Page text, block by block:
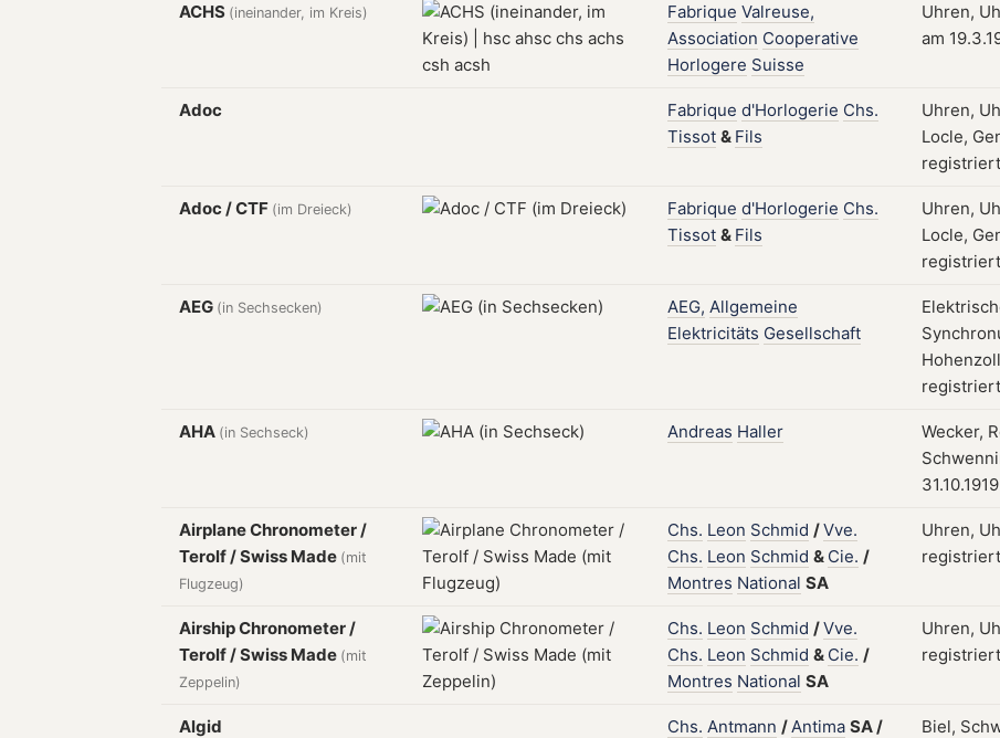
ACHS (ineinander, im Kreis) Fabrique Valreuse,
Association Cooperative
Horlogere Suisse
Uhren,
am
Adoc Fabrique d'Horlogerie Chs.
Tissot & Fils
Uhren,
Locle,
registriert
Adoc / CTF (im Dreieck) Fabrique d'Horlogerie Chs.
Tissot & Fils
Uhren,
Locle,
registriert
AEG (in Sechsecken) AEG, Allgemeine
Elektricitäts Gesellschaft
AHA (in Sechseck) Andreas Haller
Wecker,
31.10.1919
Airplane Chronometer /
Terolf / Swiss Made (mit
Flugzeug)
Chs. Leon Schmid /Vve.
Chs. Leon Schmid & Cie. /
Montres National SA
Uhren,
Airship Chronometer /
Terolf / Swiss Made (mit
Zeppelin)
Chs. Leon Schmid /Vve.
Chs. Leon Schmid & Cie. /
Montres National SA
Uhren,
Algid Chs. Antmann /Antima SA/
Biel,